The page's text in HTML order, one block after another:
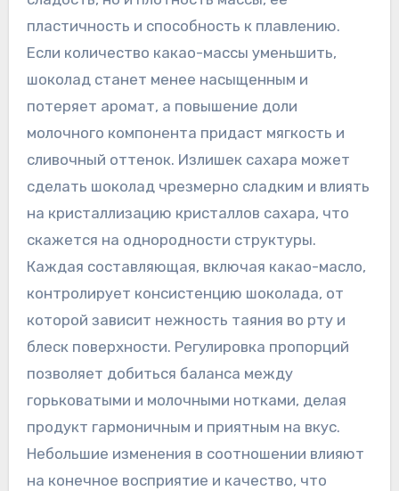
пластичность и способность к плавлению.
Если количество какао-массы уменьшить,
шоколад станет менее насыщенным и
потеряет аромат, а повышение доли
молочного компонента придаст мягкость и
сливочный оттенок. Излишек сахара может
сделать шоколад чрезмерно сладким и влиять
на кристаллизацию кристаллов сахара, что
скажется на однородности структуры.
Каждая составляющая, включая какао-масло,
контролирует консистенцию шоколада, от
которой зависит нежность таяния во рту и
блеск поверхности. Регулировка пропорций
позволяет добиться баланса между
горьковатыми и молочными нотками, делая
продукт гармоничным и приятным на вкус.
Небольшие изменения в соотношении влияют
на конечное восприятие и качество, что